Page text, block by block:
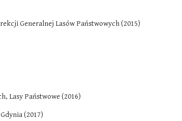
Generalnej Lasów Państwowych (2015)
Lasy Państwowe (2016)
(2017)